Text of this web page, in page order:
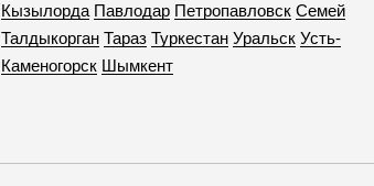
Кызылорда Павлодар Петропавловск Семей
Талдыкорган Тараз Туркестан Уральск Усть-
Каменогорск Шымкент